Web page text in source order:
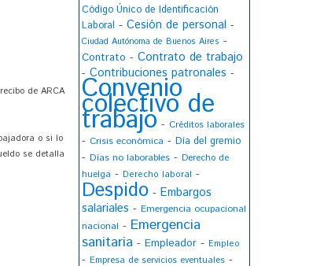
de ARCA
o si lo
se detalla
Código Único de Identificación
Laboral - Cesión de personal -
Ciudad Autónoma de Buenos Aires -
Contrato - Contrato de trabajo
- Contribuciones patronales -
Convenio
colectivo de
trabajo - Créditos laborales
- Crisis económica - Día del gremio
- Días no laborables - Derecho de
huelga - Derecho laboral -
Despido - Embargos
salariales - Emergencia ocupacional
nacional - Emergencia
sanitaria - Empleador - Empleo
- Empresa de servicios eventuales -